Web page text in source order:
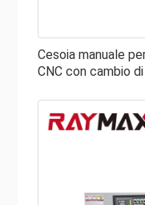
acquistare.
Le cesoie idrauliche
avanzato sistema
Cesoia manuale
CNC con cambio